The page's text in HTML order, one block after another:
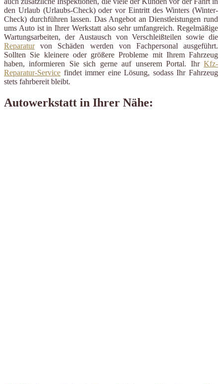
den Urlaub (Urlaubs-Check) oder vor Eintritt des Winters (Winter-
Check) durchführen lassen. Das Angebot an Dienstleistungen rund
ums Auto ist in Ihrer Werkstatt also sehr umfangreich. Regelmäßige
Wartungsarbeiten, der Austausch von Verschleißteilen sowie die
Reparaturvon Schäden werden von Fachpersonal ausgeführt.
Sollten Sie kleinere oder größere Probleme mit Ihrem Fahrzeug
haben, informieren Sie sich gerne auf unserem Portal. Ihr Kfz-
Reparatur-Service findet immer eine Lösung, sodass Ihr Fahrzeug
stets fahrbereit bleibt.
Autowerkstatt in Ihrer Nähe: